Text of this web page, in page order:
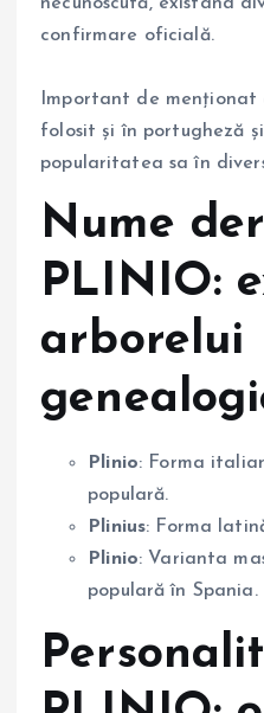
confirmare oficială.
Important de menționat
folosit și în portugheză
popularitatea sa în
Nume
PLINIO:
arborelui
Plinio: Forma
populară.
Plinius: Forma
Plinio: Varianta
populară în Spania.